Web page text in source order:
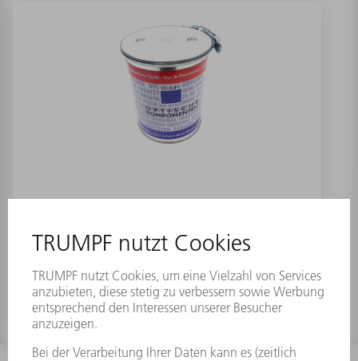
Materialnummer: 0245089